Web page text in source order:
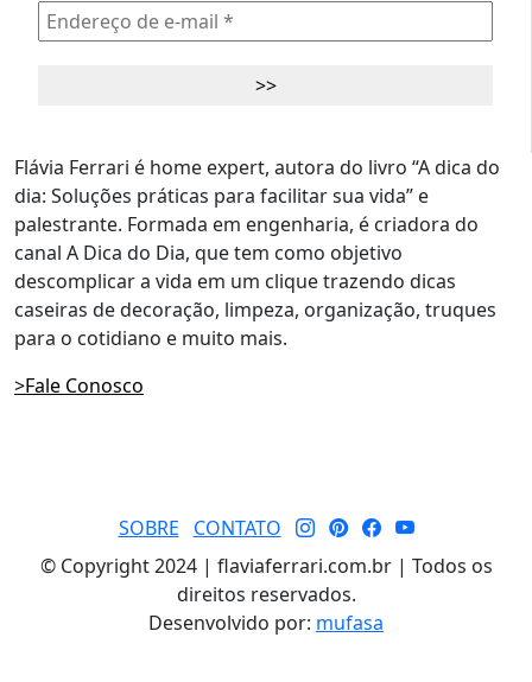
Flávia Ferrari é home expert, autora do livro “A dica do
dia: Soluções práticas para facilitar sua vida” e
palestrante. Formada em engenharia, é criadora do
canal A Dica do Dia, que tem como objetivo
descomplicar a vida em um clique trazendo dicas
caseiras de decoração, limpeza, organização, truques
para o cotidiano e muito mais.
>Fale Conosco
SOBRE
CONTATO
© Copyright 2024 | flaviaferrari.com.br | Todos os
direitos reservados.
Desenvolvido por: mufasa